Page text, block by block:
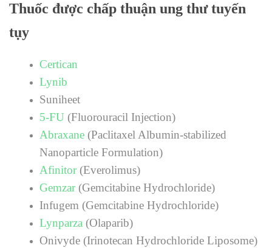
Thuốc được chấp thuận ung thư tuyến
tụy
Certican
Lynib
Suniheet
5-FU (Fluorouracil Injection)
Abraxane (Paclitaxel Albumin-stabilized
Nanoparticle Formulation)
Afinitor(Everolimus)
Gemzar(Gemcitabine Hydrochloride)
Infugem (Gemcitabine Hydrochloride)
Lynparza (Olaparib)
Onivyde (Irinotecan Hydrochloride Liposome)